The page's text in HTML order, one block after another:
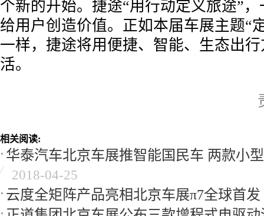
个新的开始。捷途“用行动定义旅途”
给用户创造价值。正如本届车展主题“
一样，捷途将用便捷、智能、生态出
活。
相关阅读:
华泰汽车北京车展推智能国民车 两款小
2018-04-25
云度全矩阵产品亮相北京车展π7全球首发